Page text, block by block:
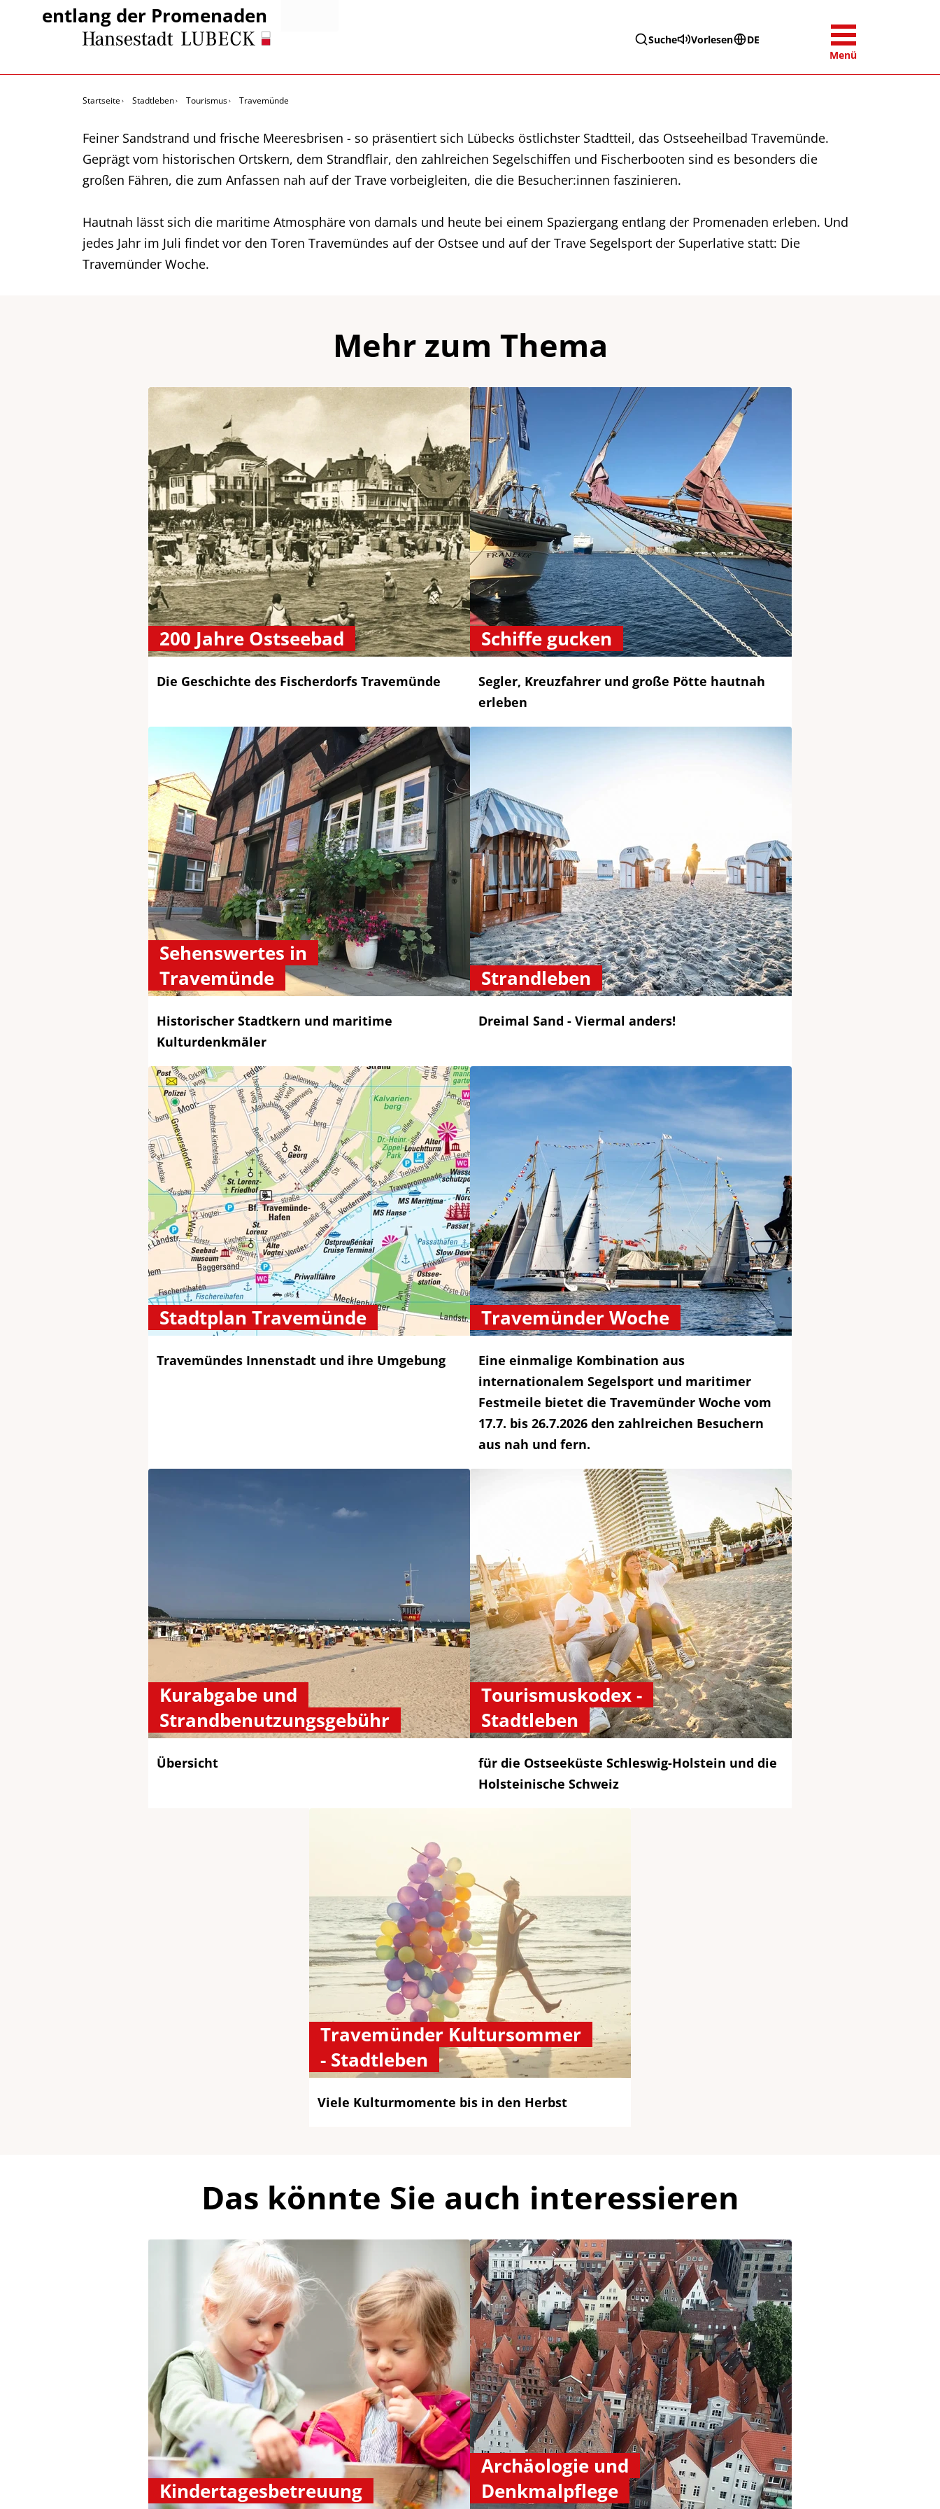
Suche Vorlesen
DE
Menü
entlang der Promenaden
Startseite Stadtleben Tourismus Travemünde
Feiner Sandstrand und frische Meeresbrisen - so präsentiert sich Lübecks östlichster Stadtteil, das Ostseeheilbad Travemünde.
Geprägt vom historischen Ortskern, dem Strandflair, den zahlreichen Segelschiffen und Fischerbooten sind es besonders die
großen Fähren, die zum Anfassen nah auf der Trave vorbeigleiten, die die Besucher:innen faszinieren.
Hautnah lässt sich die maritime Atmosphäre von damals und heute bei einem Spaziergang entlang der Promenaden erleben. Und
jedes Jahr im Juli findet vor den Toren Travemündes auf der Ostsee und auf der Trave Segelsport der Superlative statt: Die
Travemünder Woche.
Mehr zum Thema
200 Jahre Ostseebad
Die Geschichte des Fischerdorfs Travemünde
Schiffe gucken
Segler, Kreuzfahrer und große Pötte hautnah
erleben
Sehenswertes in
Travemünde
Historischer Stadtkern und maritime
Kulturdenkmäler
Strandleben
Dreimal Sand - Viermal anders!
Stadtplan Travemünde
Travemündes Innenstadt und ihre Umgebung
Travemünder Woche
Eine einmalige Kombination aus
internationalem Segelsport und maritimer
Festmeile bietet die Travemünder Woche vom
17.7. bis 26.7.2026 den zahlreichen Besuchern
aus nah und fern.
Kurabgabe und
Strandbenutzungsgebühr
Übersicht
Tourismuskodex -
Stadtleben
für die Ostseeküste Schleswig-Holstein und die
Holsteinische Schweiz
Travemünder Kultursommer
- Stadtleben
Viele Kulturmomente bis in den Herbst
Das könnte Sie auch interessieren
Kindertagesbetreuung
Archäologie und
Denkmalpflege